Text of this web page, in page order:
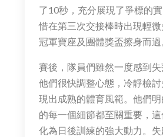
了10秒，充分展現了爭標的
惜在第三次交接棒時出現輕
冠軍寶座及團體獎盃擦身而過
賽後，隊員們雖然一度感到
他們很快調整心態，冷靜檢
現出成熟的體育風範。他們
的每一個細節都至關重要，
化為日後訓練的強大動力。失